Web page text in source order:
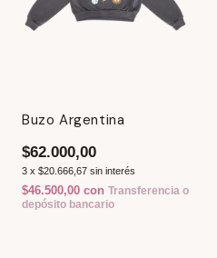
Buzo Argentina
$62.000,00
3 x $20.666,67 sin interés
$46.500,00 con Transferencia o
depósito bancario